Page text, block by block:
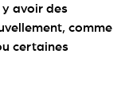
avoir des
comme
certaines